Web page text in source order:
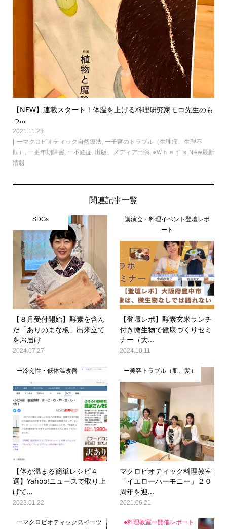
【NEW】連載スタート！体温を上げる料理研究家モコ先生のも
っ...
2021.11.23
ーマクロビオティック自然療法 ー子宮のトラブル（生理痛、生理不
順）
ー更年期障害, ー不妊症 出版、メディア出演, ●Ｗｈａｔ’ｓＮew最新
情報
関連記事一覧
SDGs
【８月受付開始】酵素を含ん
だ「ありのまな板」出来立て
をお届け
2024.07.27
講演会・料理イベント登壇レポ
ート
【登壇レポ】酵素玄米ランチ
付き微生物で健康づくりセミ
ナー（大...
2024.10.11
ー冷え性・低体温改善
【体が温まる簡単レシピ４
選】Yahoo!ニュースで取り上
げて...
2023.01.22
ー美容トラブル（肌、髪）
マクロビオティック料理教室
「イエローハーモニー」２０
周年を迎...
2021.06.21
ーマクロビオティックスイーツ ●料理教室ー開催レポート